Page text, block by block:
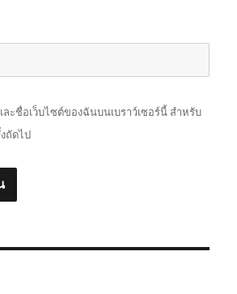
ะชื่อเว็บไซต์ของฉันบนเบราว์เซอร์นี้ สำหรับ
ถัดไป